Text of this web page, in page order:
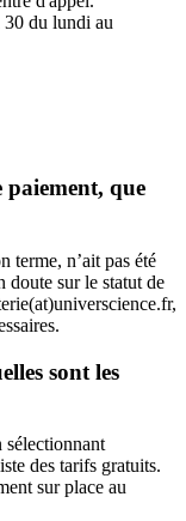
30 du lundi au
que
terme, n’ait pas été
doute sur le statut de
sont les
sélectionnant
des tarifs gratuits.
sur place au